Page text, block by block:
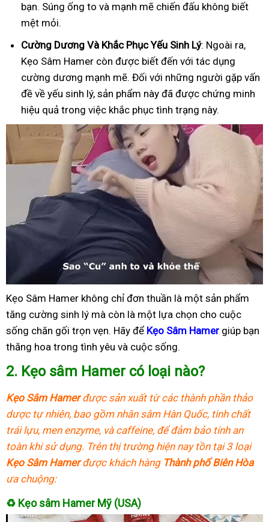
bạn. Súng ống to và mạnh mẽ chiến đấu không biết
mệt mỏi.
Cường Dương Và Khắc Phục Yếu Sinh Lý: Ngoài ra,
Kẹo Sâm Hamer còn được biết đến với tác dụng
cường dương mạnh mẽ. Đối với những người gặp vấn
đề về yếu sinh lý, sản phẩm này đã được chứng minh
hiệu quả trong việc khắc phục tình trạng này.
Kẹo Sâm Hamer không chỉ đơn thuần là một sản phẩm
tăng cường sinh lý mà còn là một lựa chọn cho cuộc
sống chăn gối trọn vẹn. Hãy để Kẹo Sâm Hamer giúp bạn
thăng hoa trong tình yêu và cuộc sống.
2. Kẹo sâm Hamer có loại nào?
Kẹo Sâm Hamerđược sản xuất từ các thành phần thảo
dược tự nhiên, bao gồm nhân sâm Hàn Quốc, tinh chất
trái lựu, men enzyme, và caffeine, để đảm bảo tính an
toàn khi sử dụng. Trên thị trường hiện nay tồn tại 3 loại
Kẹo Sâm Hamerđược khách hàng Thành phố Biên Hòa
ưa chuộng:
♻ Kẹo sâm Hamer Mỹ (USA)